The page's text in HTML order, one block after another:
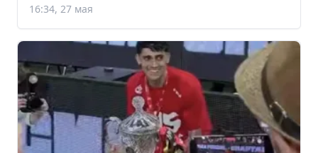
16:34, 27 мая